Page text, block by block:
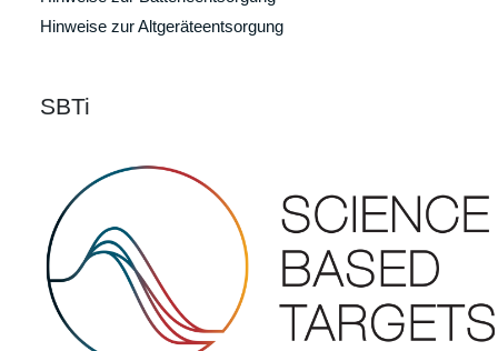
Hinweise zur Altgeräteentsorgung
SBTi